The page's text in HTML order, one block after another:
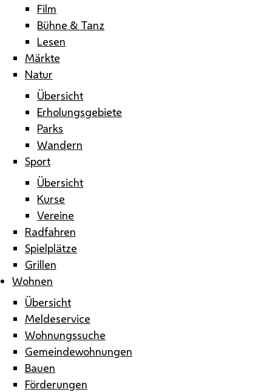
Film
Bühne & Tanz
Lesen
Märkte
Natur
Übersicht
Erholungsgebiete
Parks
Wandern
Sport
Übersicht
Kurse
Vereine
Radfahren
Spielplätze
Grillen
Wohnen
Übersicht
Meldeservice
Wohnungssuche
Gemeindewohnungen
Bauen
Förderungen